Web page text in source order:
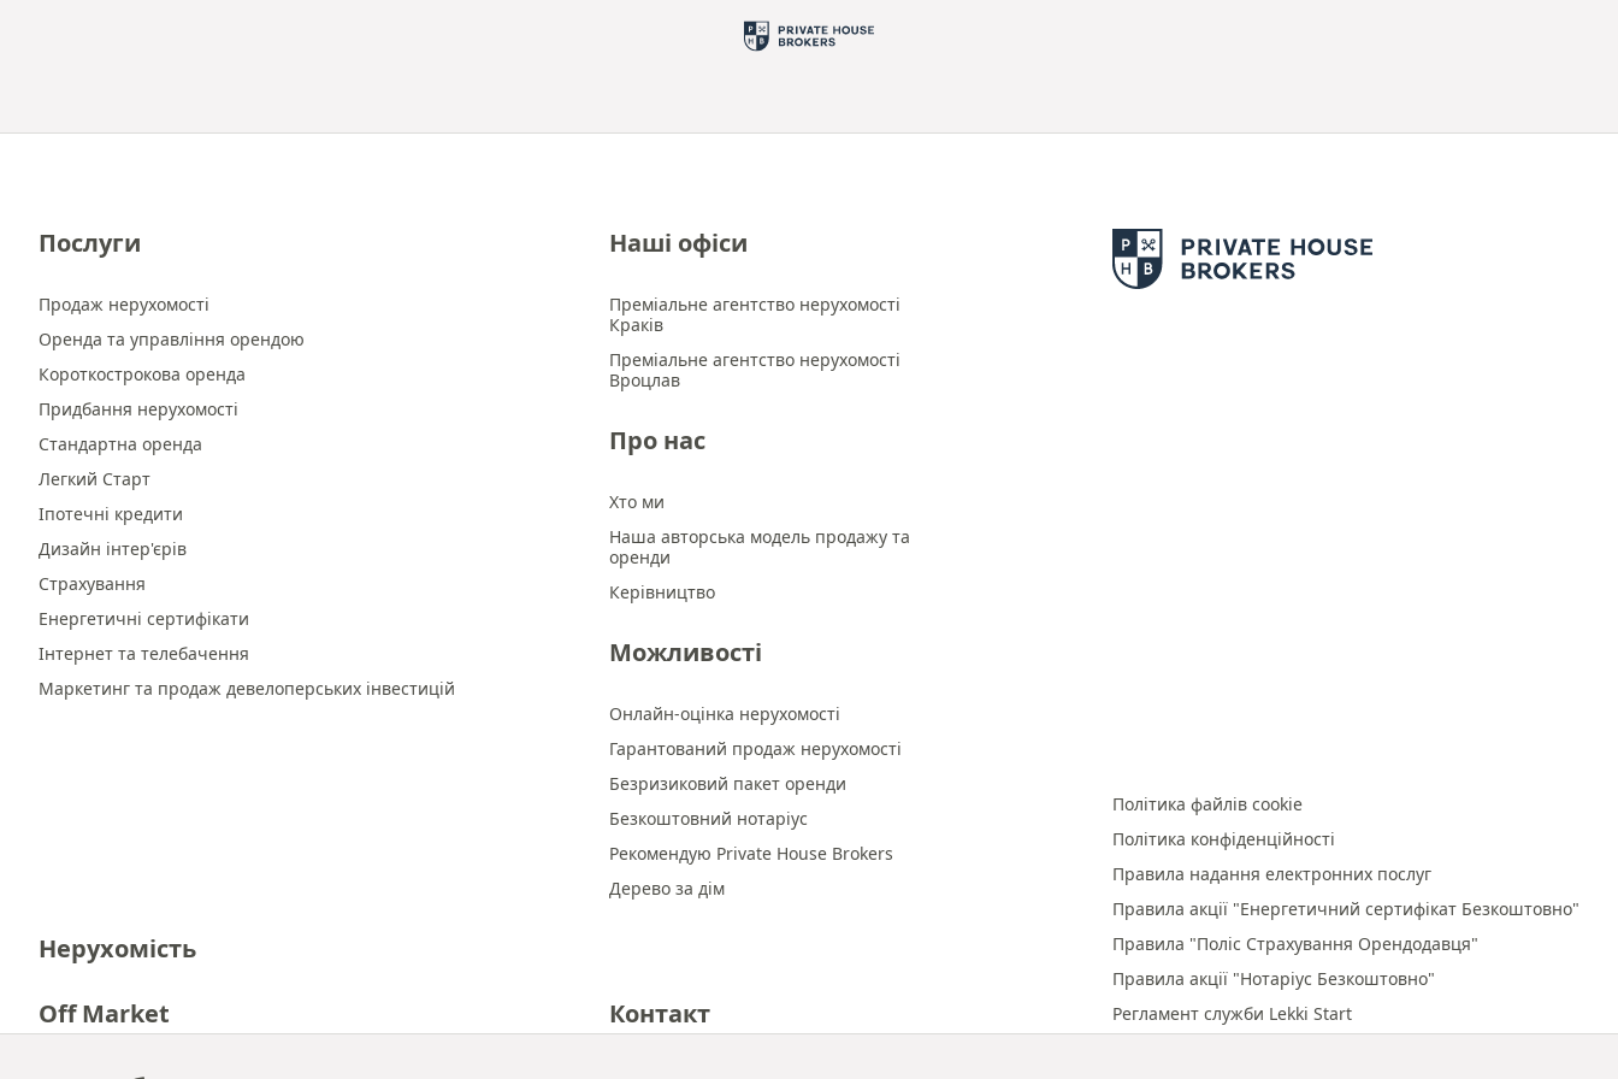
Послуги
Продаж нерухомості
Оренда та управління орендою
Короткострокова оренда
Придбання нерухомості
Стандартна оренда
Легкий Старт
Іпотечні кредити
Дизайн інтер'єрів
Страхування
Енергетичні сертифікати
Інтернет та телебачення
Маркетинг та продаж девелоперських інвестицій
Наші офіси
Преміальне агентство нерухомості
Краків
Преміальне агентство нерухомості
Вроцлав
Про нас
Хто ми
Наша авторська модель продажу та
оренди
Керівництво
Можливості
Онлайн-оцінка нерухомості
Гарантований продаж нерухомості
Безризиковий пакет оренди
Безкоштовний нотаріус
Рекомендую Private House Brokers
Дерево за дім
Нерухомість
Off Market
Контакт
Політика файлів cookie
Політика конфіденційності
Правила надання електронних послуг
Правила акції "Енергетичний сертифікат Безкоштовно"
Правила "Поліс Страхування Орендодавця"
Правила акції "Нотаріус Безкоштовно"
Регламент служби Lekki Start